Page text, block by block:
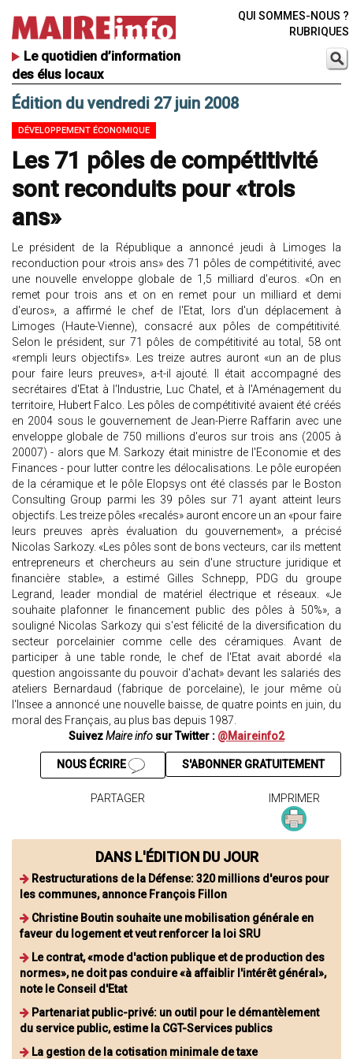
Le quotidien d’information
des élus locaux
QUI SOMMES-NOUS ?
RUBRIQUES
Édition du vendredi 27 juin 2008
DÉVELOPPEMENT ÉCONOMIQUE
Les 71 pôles de compétitivité
sont reconduits pour «trois
ans»
Le président de la République a annoncé jeudi à Limoges la
reconduction pour «trois ans» des 71 pôles de compétitivité, avec
une nouvelle enveloppe globale de 1,5 milliard d'euros. «On en
remet pour trois ans et on en remet pour un milliard et demi
d'euros», a affirmé le chef de l'Etat, lors d'un déplacement à
Limoges (Haute-Vienne), consacré aux pôles de compétitivité.
Selon le président, sur 71 pôles de compétitivité au total, 58 ont
«rempli leurs objectifs». Les treize autres auront «un an de plus
pour faire leurs preuves», a-t-il ajouté. Il était accompagné des
secrétaires d'Etat à l'Industrie, Luc Chatel, et à l'Aménagement du
territoire, Hubert Falco. Les pôles de compétitivité avaient été créés
en 2004 sous le gouvernement de Jean-Pierre Raffarin avec une
enveloppe globale de 750 millions d'euros sur trois ans (2005 à
20007) - alors que M. Sarkozy était ministre de l'Economie et des
Finances - pour lutter contre les délocalisations. Le pôle européen
de la céramique et le pôle Elopsys ont été classés par le Boston
Consulting Group parmi les 39 pôles sur 71 ayant atteint leurs
objectifs. Les treize pôles «recalés» auront encore un an «pour faire
leurs preuves après évaluation du gouvernement», a précisé
Nicolas Sarkozy. «Les pôles sont de bons vecteurs, car ils mettent
entrepreneurs et chercheurs au sein d'une structure juridique et
financière stable», a estimé Gilles Schnepp, PDG du groupe
Legrand, leader mondial de matériel électrique et réseaux. «Je
souhaite plafonner le financement public des pôles à 50%», a
souligné Nicolas Sarkozy qui s'est félicité de la diversification du
secteur porcelainier comme celle des céramiques. Avant de
participer à une table ronde, le chef de l'Etat avait abordé «la
question angoissante du pouvoir d'achat» devant les salariés des
ateliers Bernardaud (fabrique de porcelaine), le jour même où
l'Insee a annoncé une nouvelle baisse, de quatre points en juin, du
moral des Français, au plus bas depuis 1987.
SuivezMaire info sur Twitter : @Maireinfo2
S'ABONNER GRATUITEMENT
NOUS ÉCRIRE
PARTAGER IMPRIMER
DANS L'ÉDITION DU JOUR
Restructurations de la Défense: 320 millions d'euros pour
les communes, annonce François Fillon
Christine Boutin souhaite une mobilisation générale en
faveur du logement et veut renforcer la loi SRU
Le contrat, «mode d'action publique et de production des
normes», ne doit pas conduire «à affaiblir l'intérêt général»,
note le Conseil d'Etat
Partenariat public-privé: un outil pour le démantèlement
du service public, estime la CGT-Services publics
La gestion de la cotisation minimale de taxe